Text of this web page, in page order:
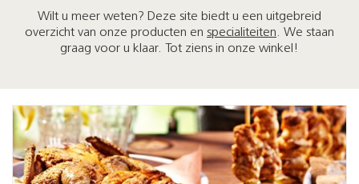
Wilt u meer weten? Deze site biedt u een uitgebreid
overzicht van onze producten en specialiteiten. We staan
graag voor u klaar. Tot ziens in onze winkel!